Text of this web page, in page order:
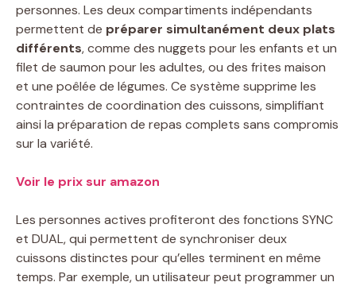
personnes. Les deux compartiments indépendants
permettent de préparer simultanément deux plats
différents, comme des nuggets pour les enfants et un
filet de saumon pour les adultes, ou des frites maison
et une poêlée de légumes. Ce système supprime les
contraintes de coordination des cuissons, simplifiant
ainsi la préparation de repas complets sans compromis
sur la variété.
Voir le prix sur amazon
Les personnes actives profiteront des fonctions SYNC
et DUAL, qui permettent de synchroniser deux
cuissons distinctes pour qu’elles terminent en même
temps. Par exemple, un utilisateur peut programmer un